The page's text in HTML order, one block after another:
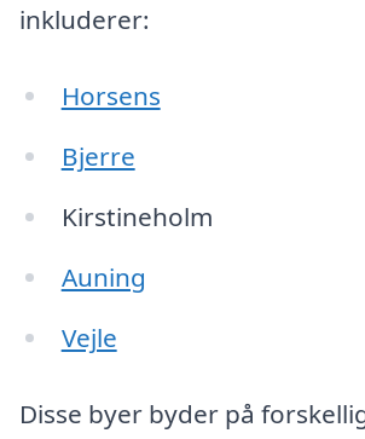
inkluderer:
Horsens
Bjerre
Kirstineholm
Auning
Vejle
Disse byer byder på